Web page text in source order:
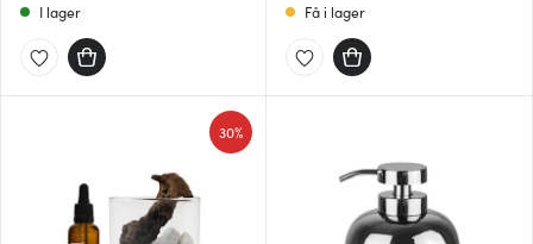
I lager Få i lager
30%